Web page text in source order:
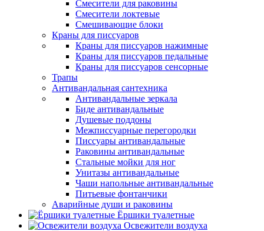
Смесители для раковины
Смесители локтевые
Смешивающие блоки
Краны для писсуаров
Краны для писсуаров нажимные
Краны для писсуаров педальные
Краны для писсуаров сенсорные
Трапы
Антивандальная сантехника
Антивандальные зеркала
Биде антивандальные
Душевые поддоны
Межписсуарные перегородки
Писсуары антивандальные
Раковины антивандальные
Стальные мойки для ног
Унитазы антивандальные
Чаши напольные антивандальные
Питьевые фонтанчики
Аварийные души и раковины
Ёршики туалетные
Освежители воздуха